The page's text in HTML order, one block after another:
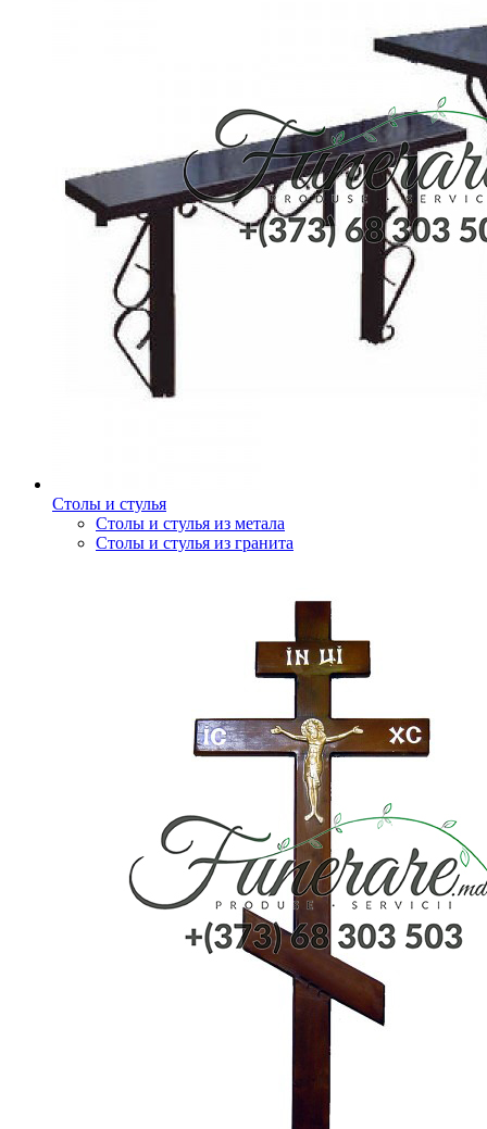
Столы и стулья
Столы и стулья из метала
Столы и стулья из гранита